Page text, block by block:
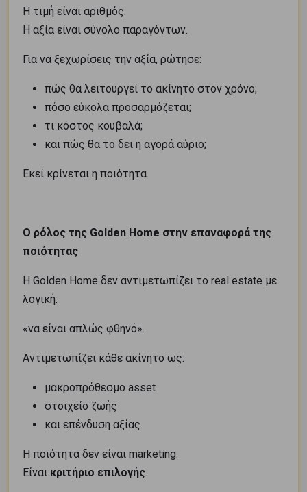
Η τιμή είναι αριθμός.
Η αξία είναι σύνολο παραγόντων.
Για να ξεχωρίσεις την αξία, ρώτησε:
πώς θα λειτουργεί το ακίνητο στον χρόνο;
πόσο εύκολα προσαρμόζεται;
τι κόστος κουβαλά;
και πώς θα το δει η αγορά αύριο;
Εκεί κρίνεται η ποιότητα.
Ο ρόλος της Golden Home στην επαναφορά της
ποιότητας
Η Golden Home δεν αντιμετωπίζει το real estate με
λογική:
«να είναι απλώς φθηνό».
Αντιμετωπίζει κάθε ακίνητο ως:
μακροπρόθεσμο asset
στοιχείο ζωής
και επένδυση αξίας
Η ποιότητα δεν είναι marketing.
Είναι κριτήριο επιλογής.